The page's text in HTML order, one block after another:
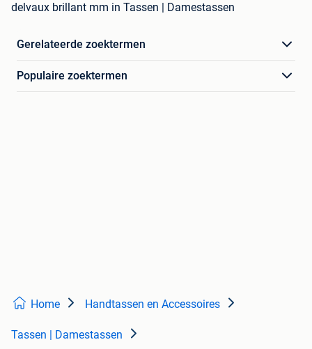
delvaux brillant mm in Tassen | Damestassen
Gerelateerde zoektermen
Populaire zoektermen
Home Handtassen en Accessoires
Tassen | Damestassen